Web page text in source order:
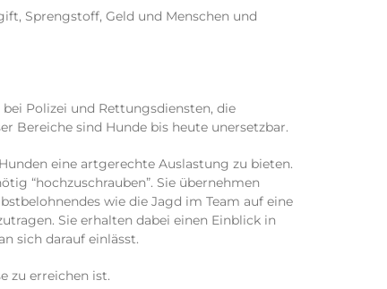
Sprengstoff, Geld und Menschen und
Polizei und Rettungsdiensten, die
Bereiche sind Hunde bis heute unersetzbar.
eine artgerechte Auslastung zu bieten.
“hochzuschrauben”. Sie übernehmen
wie die Jagd im Team auf eine
Sie erhalten dabei einen Einblick in
sich darauf einlässt.
zu erreichen ist.